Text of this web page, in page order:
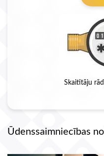
Skaitītāju
Ūdenssaimniecības